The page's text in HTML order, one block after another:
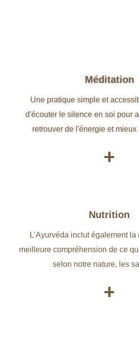
Méditation
Une pratique simple et
d'écouter le silence en soi pour
retrouver de l'énergie et mieux
+
Nutrition
L’Ayurvéda inclut également
meilleure compréhension de ce
selon notre nature, les
+